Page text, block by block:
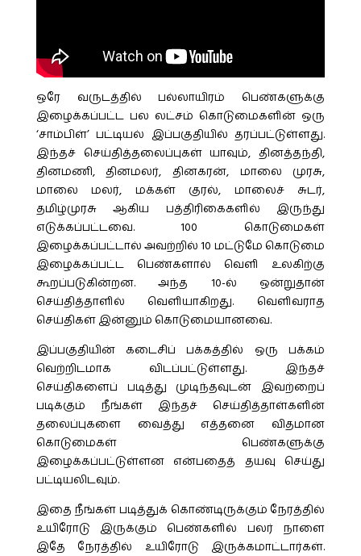
ஒரே வருடத்தில் பல்லாயிரம் பெண்களுக்கு
இழைக்கப்பட்ட பல லட்சம் கொடுமைகளின் ஒரு
‘சாம்பிள்’ பட்டியல் இப்பகுதியில் தரப்பட்டுள்ளது.
இந்தச் செய்தித்தலைப்புகள் யாவும், தினத்தந்தி,
தினமணி, தினமலர், தினகரன், மாலை முரசு,
மாலை மலர், மக்கள் குரல், மாலைச் சுடர்,
தமிழ்முரசு ஆகிய பத்திரிகைகளில் இருந்து
எடுக்கப்பட்டவை. 100 கொடுமைகள்
இழைக்கப்பட்டால் அவற்றில் 10 மட்டுமே கொடுமை
இழைக்கப்பட்ட பெண்களால் வெளி உலகிற்கு
கூறப்படுகின்றன. அந்த 10-ல் ஒன்றுதான்
செய்தித்தாளில் வெளியாகிறது. வெளிவராத
செய்திகள் இன்னும் கொடுமையானவை.
இப்பகுதியின் கடைசிப் பக்கத்தில் ஒரு பக்கம்
வெற்றிடமாக விடப்பட்டுள்ளது. இந்தச்
செய்திகளைப் படித்து முடிந்தவுடன் இவற்றைப்
படிக்கும் நீங்கள் இந்தச் செய்தித்தாள்களின்
தலைப்புகளை வைத்து எத்தனை விதமான
கொடுமைகள் பெண்களுக்கு
இழைக்கப்பட்டுள்ளன என்பதைத் தயவு செய்து
பட்டியலிடவும்.
இதை நீங்கள் படித்துக் கொண்டிருக்கும் நேரத்தில்
உயிரோடு இருக்கும் பெண்களில் பலர் நாளை
இதே நேரத்தில் உயிரோடு இருக்கமாட்டார்கள்.